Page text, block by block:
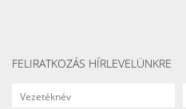
FELIRATKOZÁS HÍRLEVELÜNKRE